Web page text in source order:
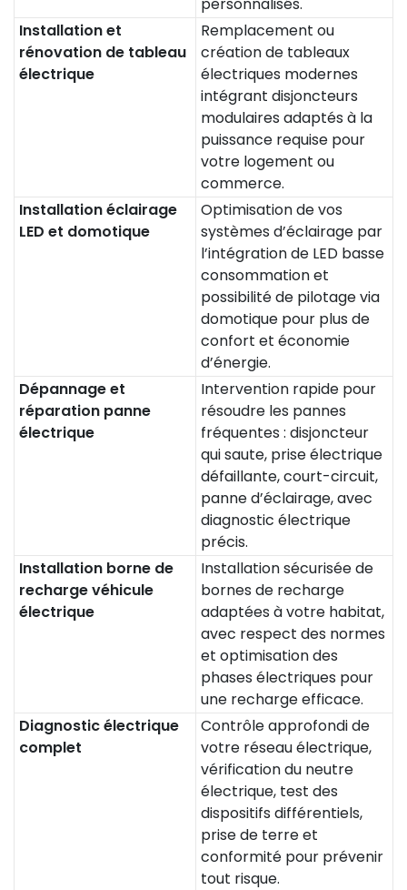
Installation et
rénovation de tableau
électrique
Remplacement ou
création de tableaux
électriques modernes
intégrant disjoncteurs
modulaires adaptés à la
puissance requise pour
votre logement ou
commerce.
Installation éclairage
LED et domotique
Optimisation de vos
systèmes d’éclairage par
l’intégration de LED basse
consommation et
possibilité de pilotage via
domotique pour plus de
confort et économie
d’énergie.
Dépannage et
réparation panne
électrique
Intervention rapide pour
résoudre les pannes
fréquentes : disjoncteur
qui saute, prise électrique
défaillante, court-circuit,
panne d’éclairage, avec
diagnostic électrique
précis.
Installation borne de
recharge véhicule
électrique
Installation sécurisée de
bornes de recharge
adaptées à votre habitat,
avec respect des normes
et optimisation des
phases électriques pour
une recharge efficace.
Diagnostic électrique
complet
Contrôle approfondi de
votre réseau électrique,
vérification du neutre
électrique, test des
dispositifs différentiels,
prise de terre et
conformité pour prévenir
tout risque.